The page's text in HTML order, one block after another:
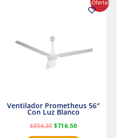
¡Oferta!
Ventilador Prometheus 56″
Con Luz Blanco
$854.30$716.50
precio
actual